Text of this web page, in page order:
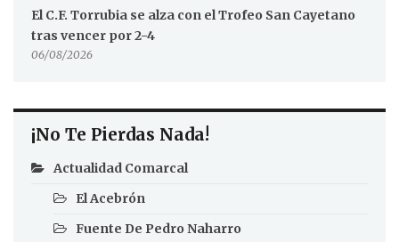
El C.F. Torrubia se alza con el Trofeo San Cayetano
tras vencer por 2-4
06/08/2026
¡No Te Pierdas Nada!
Actualidad Comarcal
El Acebrón
Fuente De Pedro Naharro